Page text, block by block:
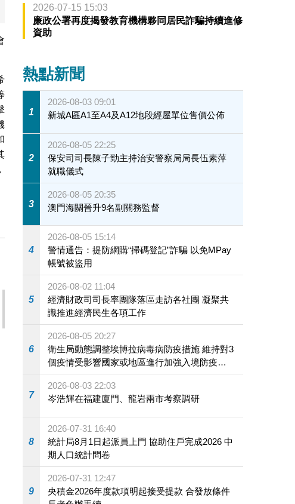
2026-07-15 15:03
廉政公署再度揭發教育機構夥同居民詐騙持續進修
資助
熱點新聞
1
2026-08-03 09:01
新城A區A1至A4及A12地段經屋單位售價公佈
2
2026-08-05 22:25
保安司司長陳子勁主持治安警察局局長伍素萍
就職儀式
3
2026-08-05 20:35
澳門海關晉升9名副關務監督
4
2026-08-05 15:14
警情通告：提防網購“掃碼登記”詐騙 以免MPay
帳號被盜用
5
2026-08-02 11:04
經濟財政司司長率團隊落區走訪各社團 凝聚共
識推進經濟民生各項工作
6
2026-08-05 20:27
衛生局動態調整埃博拉病毒病防疫措施 維持對3
個疫情受影響國家或地區進行加強入境防疫措
施
7
2026-08-03 22:03
岑浩輝在福建廈門、龍岩兩市考察調研
8
2026-07-31 16:40
統計局8月1日起派員上門 協助住戶完成2026 中
期人口統計問卷
9
2026-07-31 12:47
央積金2026年度款項明起接受提款 合發放條件